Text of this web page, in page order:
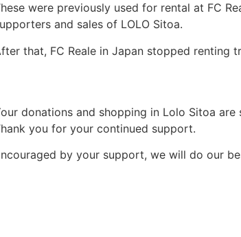
were previously used for rental at FC
and sales of LOLO Sitoa.
that, FC Reale in Japan stopped renting
donations and shopping in Lolo Sitoa are
you for your continued support.
by your support, we will do our